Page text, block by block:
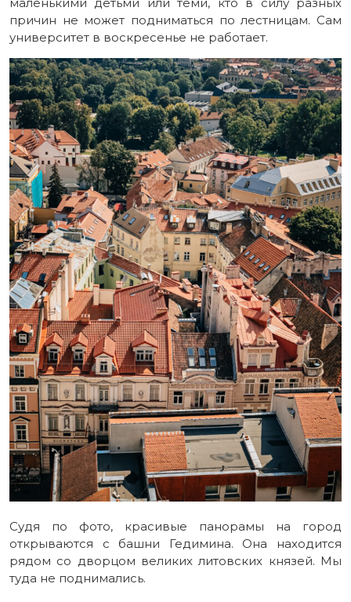
причин не может подниматься по лестницам. Сам
университет в воскресенье не работает.
Судя по фото, красивые панорамы на город
открываются с башни Гедимина. Она находится
рядом со дворцом великих литовских князей. Мы
туда не поднимались.